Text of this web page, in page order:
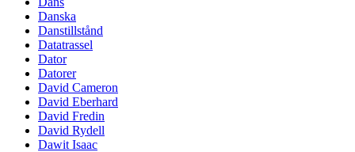
Danska
Danstillstånd
Datatrassel
Dator
Datorer
David Cameron
David Eberhard
David Fredin
David Rydell
Dawit Isaac